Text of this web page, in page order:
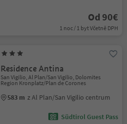
Od 90€
1 noc / 1 byt Včetně DPH
Residence Antina
San Vigilio, Al Plan/San Vigilio, Dolomites
Region Kronplatz/Plan de Corones
583 m z Al Plan/San Vigilio centrum
Südtirol Guest Pass